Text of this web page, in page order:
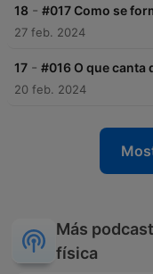
18 - #017 Como se
27 feb. 2024
17 - #016 O que canta
20 feb. 2024
Más
física